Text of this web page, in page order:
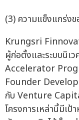
(3) ความแข็งแกร่ง
Krungsri
ผู้ก่อตั้งและระบบนิเ
Accelerator
Founder
กับ Venture
โครงการเหล่านี้มีเ